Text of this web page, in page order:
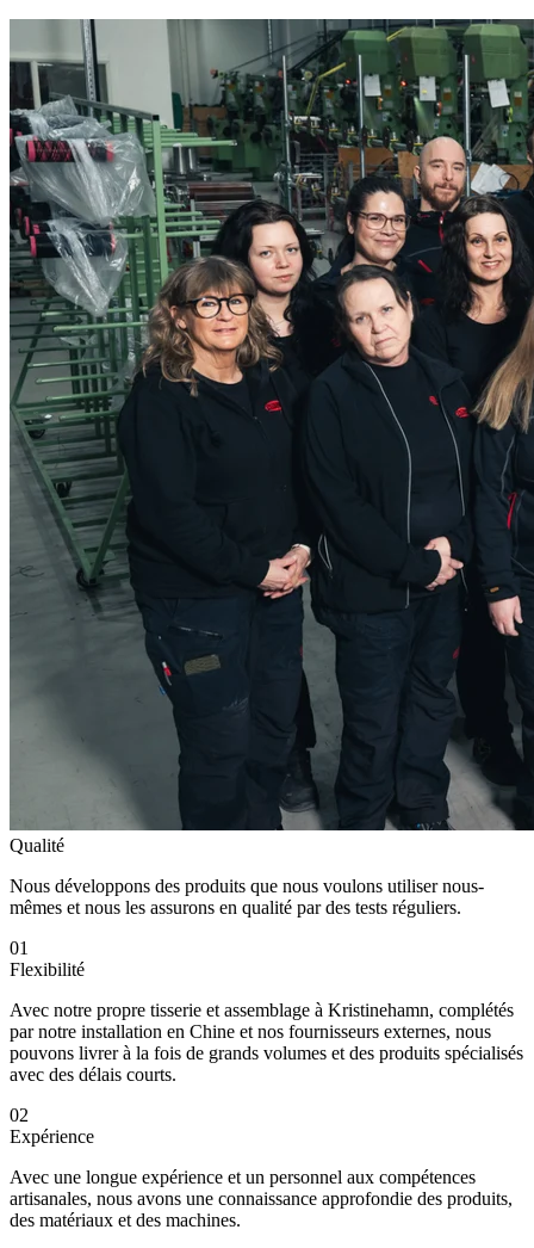
Qualité
Nous développons des produits que nous voulons utiliser nous-
mêmes et nous les assurons en qualité par des tests réguliers.
01
Flexibilité
Avec notre propre tisserie et assemblage à Kristinehamn, complétés
par notre installation en Chine et nos fournisseurs externes, nous
pouvons livrer à la fois de grands volumes et des produits spécialisés
avec des délais courts.
02
Expérience
Avec une longue expérience et un personnel aux compétences
artisanales, nous avons une connaissance approfondie des produits,
des matériaux et des machines.